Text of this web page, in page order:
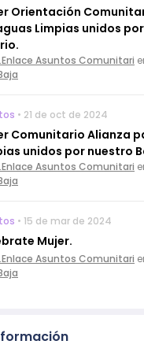
Orientación
Limpias unidos
Asuntos Comunitari
• 21 de oct de 2024
Comunitario Alianza
unidos por nuestro
Asuntos Comunitari
• 15 de mar de 2024
Mujer.
Asuntos Comunitari